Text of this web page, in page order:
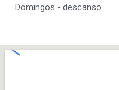
Domingos - descanso